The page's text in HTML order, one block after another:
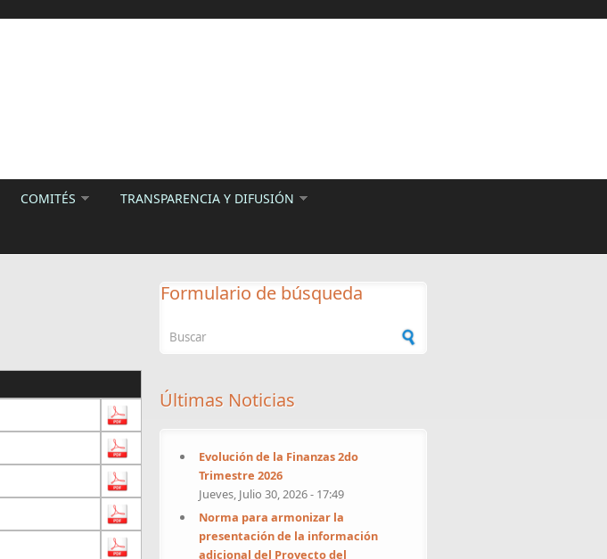
COMITÉS TRANSPARENCIA Y DIFUSIÓN
Formulario de búsqueda
Últimas Noticias
Evolución de la Finanzas 2do
Trimestre 2026
Jueves, Julio 30, 2026 - 17:49
Norma para armonizar la
presentación de la información
adicional del Proyecto del